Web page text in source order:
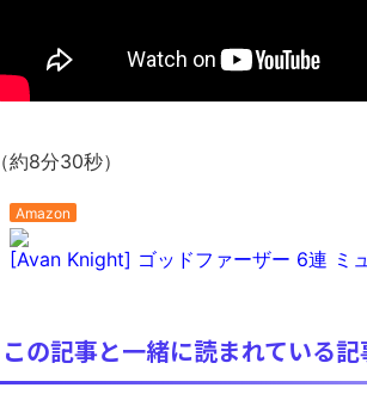
オーストラリアの男性飛行家 太平洋
【中国】パトカーの前で好演技www
「ム、ムリです・・・」メガネ美人
ナチスドイツは何故バルバロッサ作
まるで親子のような子猫とシェパード
全方位青い芝包囲網すぎて色々見失う
見ていると！悲しくなってしまう猫
（約8分30秒）
Amazon
[Avan Knight] ゴッドファーザー 6連 ミ
この記事と一緒に読まれている記